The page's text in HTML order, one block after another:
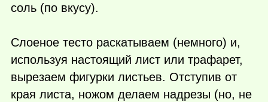
соль (по вкусу).
Слоеное тесто раскатываем (немного) и,
используя настоящий лист или трафарет,
вырезаем фигурки листьев. Отступив от
края листа, ножом делаем надрезы (но, не